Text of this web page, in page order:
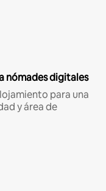
nómades digitales
para una
y área de